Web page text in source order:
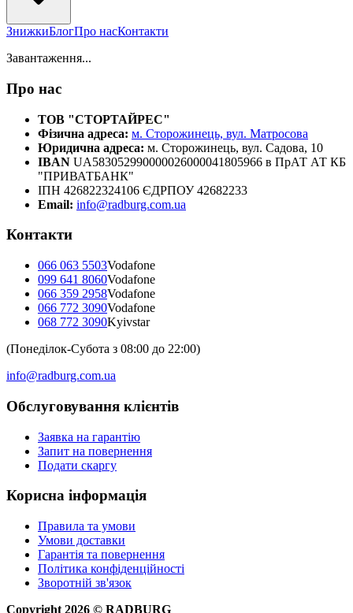
ЗнижкиБлогПро насКонтакти
Завантаження...
Про нас
ТОВ "СТОРТАЙРЕС"
Фізична адреса: м. Сторожинець, вул. Матросова
Юридична адреса: м. Сторожинець, вул. Садова, 10
IBAN UA583052990000026000041805966 в ПрАТ АТ КБ
"ПРИВАТБАНК"
ІПН 426822324106 ЄДРПОУ 42682233
Email: info@radburg.com.ua
Контакти
066 063 5503Vodafone
099 641 8060Vodafone
066 359 2958Vodafone
066 772 3090Vodafone
068 772 3090Kyivstar
(Понеділок-Субота з 08:00 до 22:00)
info@radburg.com.ua
Обслуговування клієнтів
Заявка на гарантію
Запит на повернення
Подати скаргу
Корисна інформація
Правила та умови
Умови доставки
Гарантія та повернення
Політика конфіденційності
Зворотній зв'язок
Copyright 2026 © RADBURG